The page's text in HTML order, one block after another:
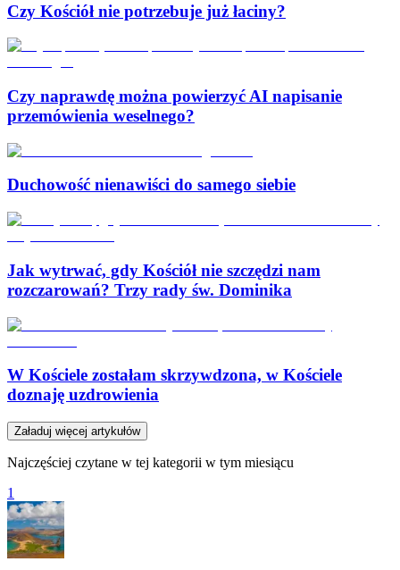
Czy Kościół nie potrzebuje już łaciny?
Czy naprawdę można powierzyć AI napisanie
przemówienia weselnego?
Duchowość nienawiści do samego siebie
Jak wytrwać, gdy Kościół nie szczędzi nam
rozczarowań? Trzy rady św. Dominika
W Kościele zostałam skrzywdzona, w Kościele
doznaję uzdrowienia
Załaduj więcej artykułów
Najczęściej czytane w tej kategorii w tym miesiącu
1